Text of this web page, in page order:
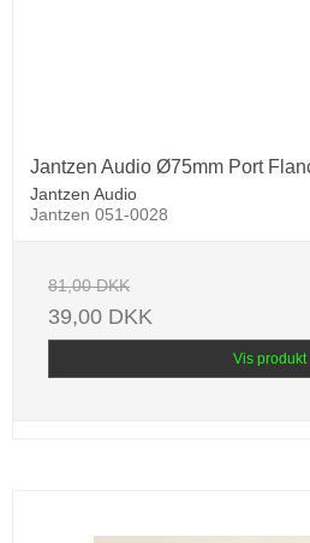
Jantzen Audio Ø75mm Port
Jantzen Audio
Jantzen 051-0028
81,00 DKK
39,00 DKK
Vis produkt